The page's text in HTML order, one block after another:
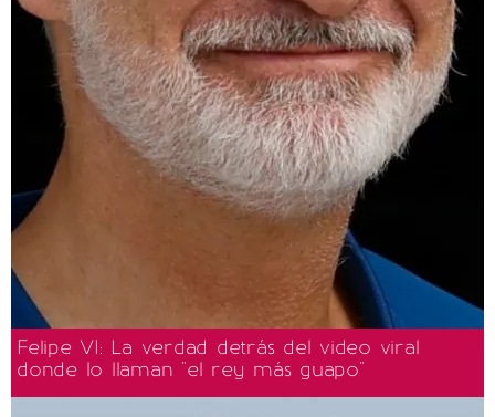
Felipe VI: La verdad detrás del video viral
donde lo llaman "el rey más guapo"